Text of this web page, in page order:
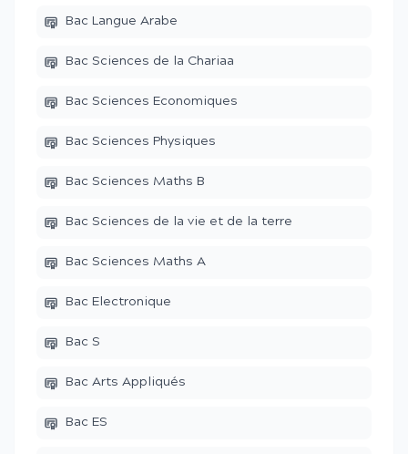
Bac Langue Arabe
Bac Sciences de la Chariaa
Bac Sciences Economiques
Bac Sciences Physiques
Bac Sciences Maths B
Bac Sciences de la vie et de la terre
Bac Sciences Maths A
Bac Electronique
Bac S
Bac Arts Appliqués
Bac ES